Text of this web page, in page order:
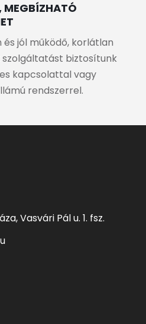
MEGBÍZHATÓ
és jól működő, korlátlan
biztosítunk
kapcsolattal vagy
rendszerrel.
Vasvári Pál u. 1. fsz.